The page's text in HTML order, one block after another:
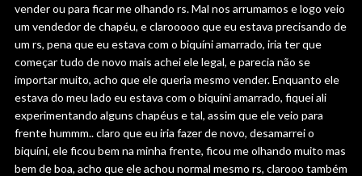
vender ou para ficar me olhando rs. Mal nos arrumamos e logo veio
um vendedor de chapéu, e clarooooo que eu estava precisando de
um rs, pena que eu estava com o biquíni amarrado, iria ter que
começar tudo de novo mais achei ele legal, e parecia não se
importar muito, acho que ele queria mesmo vender. Enquanto ele
estava do meu lado eu estava com o biquíni amarrado, fiquei ali
experimentando alguns chapéus e tal, assim que ele veio para
frente hummm.. claro que eu iria fazer de novo, desamarrei o
biquíni, ele ficou bem na minha frente, ficou me olhando muito mas
bem de boa, acho que ele achou normal mesmo rs, clarooo também